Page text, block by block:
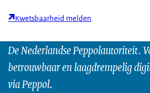
Kwetsbaarheid melden
De Nederlandse Peppolautoriteit.
betrouwbaar en laagdrempelig
via Peppol.